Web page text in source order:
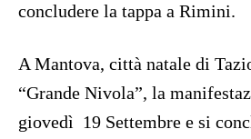
concludere la tappa a Rimini.
A Mantova, città natale di
“Grande Nivola”, la
giovedì 19 Settembre e si